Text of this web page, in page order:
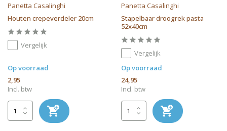
Panetta Casalinghi
Houten crepeverdeler 20cm
Vergelijk
Op voorraad
2,95
Incl. btw
Panetta Casalinghi
Stapelbaar droogrek pasta
52x40cm
Vergelijk
Op voorraad
24,95
Incl. btw